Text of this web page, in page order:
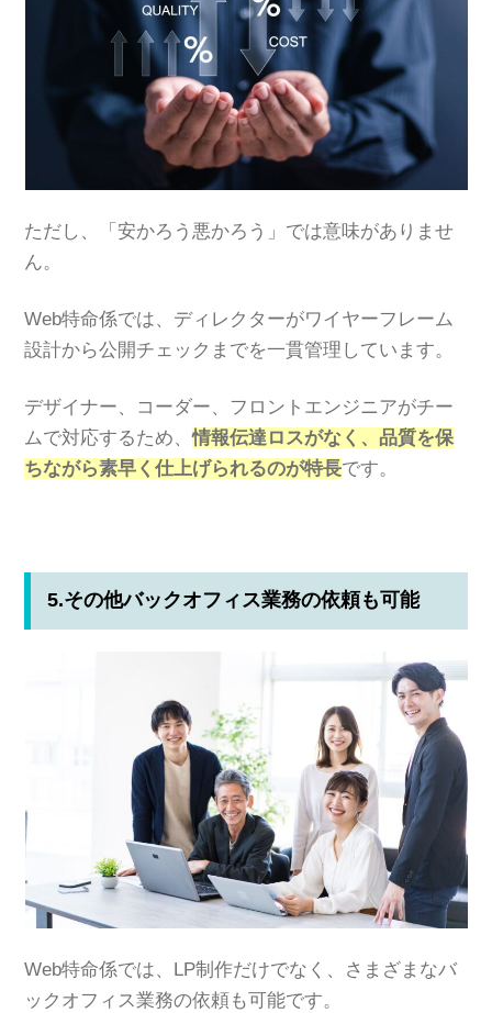
ただし、「安かろう悪かろう」では意味がありませ
ん。
Web特命係では、ディレクターがワイヤーフレーム
設計から公開チェックまでを一貫管理しています。
デザイナー、コーダー、フロントエンジニアがチー
ムで対応するため、情報伝達ロスがなく、品質を保
ちながら素早く仕上げられるのが特長です。
5.その他バックオフィス業務の依頼も可能
Web特命係では、LP制作だけでなく、さまざまなバ
ックオフィス業務の依頼も可能です。